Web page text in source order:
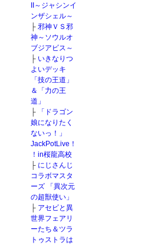
II～ジャシンイ
ンザシェル～
├ 邪神ＶＳ邪
神～ソウルオ
ブジアビス～
├ いきなりつ
よいデッキ
「技の王道」
＆「力の王
道」
├
「ドラゴン
娘になりたく
ないっ！」
JackPotLive！
！in桜龍高校
├ にじさんじ
コラボマスタ
ーズ 「異次元
の超獣使い」
├ アセビと異
世界フェアリ
ーたち＆ツラ
トゥストラは